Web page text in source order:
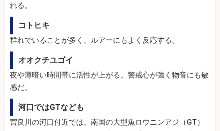
れる。
コトヒキ
群れでいることが多く、ルアーにもよく反応する。
オオクチユゴイ
夜や薄暗い時間帯に活性が上がる。警戒心が強く物音にも敏
感だ。
河口ではGTなども
宮良川の河口付近では、南国の大型魚ロウニンアジ（GT）